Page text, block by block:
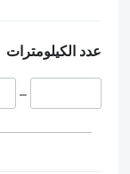
عدد الكيلومترات
–